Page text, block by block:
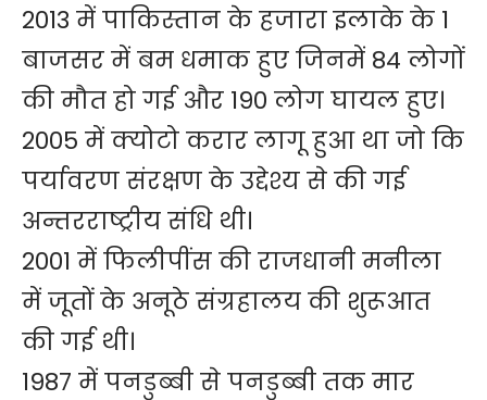
2013 में पाकिस्तान के हजारा इलाके के 1
बाजसर में बम धमाक हुए जिनमें 84 लोगों
की मौत हो गई और 190 लोग घायल हुए।
2005 में क्योटो करार लागू हुआ था जो कि
पर्यावरण संरक्षण के उद्देश्य से की गई
अन्तरराष्ट्रीय संधि थी।
2001 में फिलीपींस की राजधानी मनीला
में जूतों के अनूठे संग्रहालय की शुरूआत
की गई थी।
1987 में पनडुब्बी से पनडुब्बी तक मार